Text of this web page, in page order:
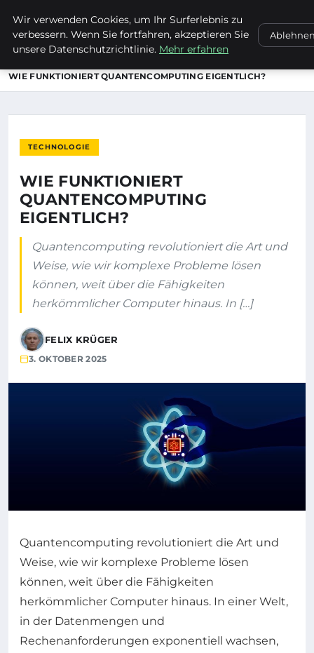
ENTDECKE PFORZHEIM
WIE FUNKTIONIERT QUANTENCOMPUTING EIGENTLICH?
TECHNOLOGIE
WIE FUNKTIONIERT
QUANTENCOMPUTING
EIGENTLICH?
Quantencomputing revolutioniert die Art und
Weise, wie wir komplexe Probleme lösen
können, weit über die Fähigkeiten
herkömmlicher Computer hinaus. In […]
FELIX KRÜGER
3. OKTOBER 2025
Quantencomputing revolutioniert die Art und
Weise, wie wir komplexe Probleme lösen
können, weit über die Fähigkeiten
herkömmlicher Computer hinaus. In einer Welt,
in der Datenmengen und
Rechenanforderungen exponentiell wachsen,
Wir verwenden Cookies, um Ihr Surferlebnis zu
verbessern. Wenn Sie fortfahren, akzeptieren Sie
unsere Datenschutzrichtlinie. Mehr erfahren